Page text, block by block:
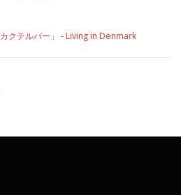
クテルバー」 - Living in Denmark